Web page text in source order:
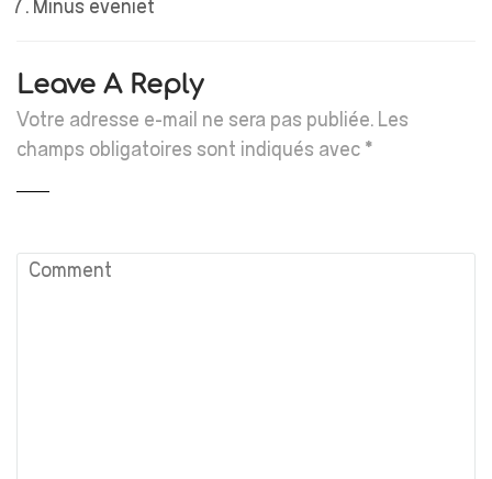
Minus eveniet
Leave A Reply
Votre adresse e-mail ne sera pas publiée. Les
champs obligatoires sont indiqués avec *